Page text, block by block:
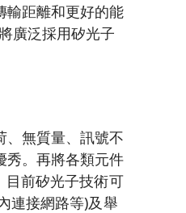
輸距離和更好的能
廣泛採用矽光子
、無質量、訊號不
秀。再將各類元件
目前矽光子技術可
連接網路等)及舉